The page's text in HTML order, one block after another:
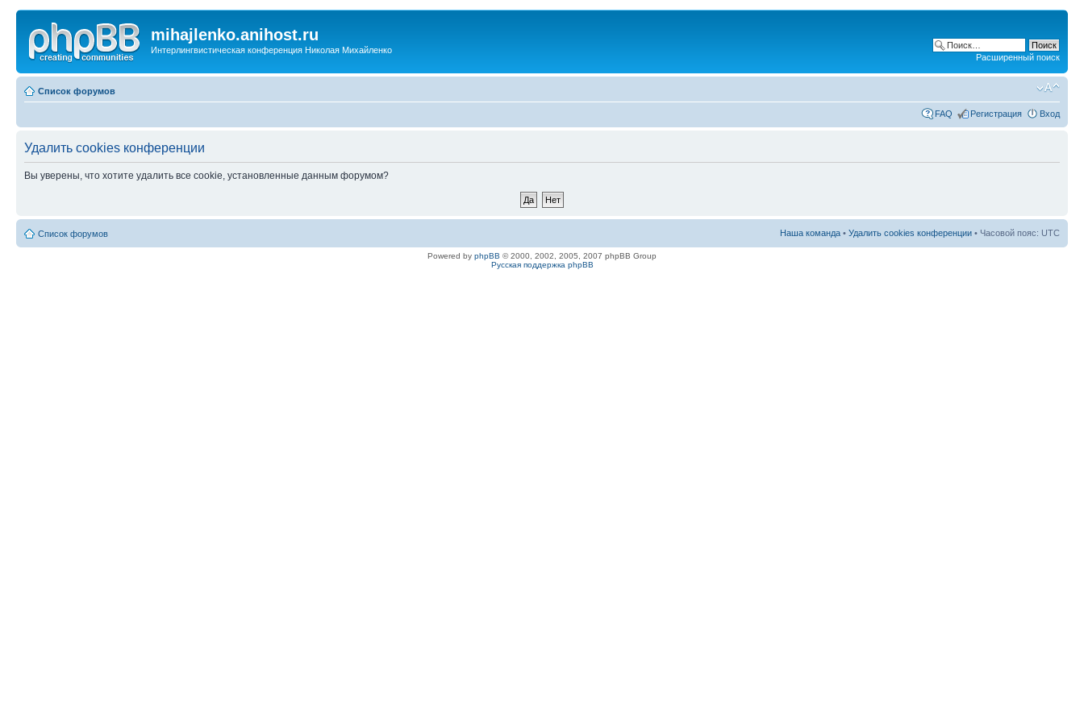
mihajlenko.anihost.ru
Интерлингвистическая конференция Николая Михайленко
Расширенный поиск
Список форумов
FAQ Регистрация Вход
Удалить cookies конференции
Вы уверены, что хотите удалить все cookie, установленные данным форумом?
Список форумов Наша команда • Удалить cookies конференции • Часовой пояс: UTC
Powered by phpBB © 2000, 2002, 2005, 2007 phpBB Group
Русская поддержка phpBB